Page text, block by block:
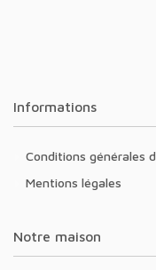
Informations
Conditions générales
Mentions légales
Notre maison